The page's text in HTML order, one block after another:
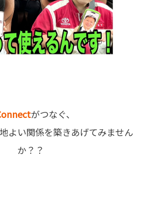
がつなぐ、
よい関係を築きあげてみません
か？？